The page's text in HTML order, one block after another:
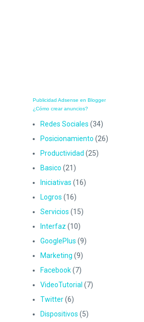
Publicidad Adsense en Blogger
¿Cómo crear anuncios?
Redes Sociales (34)
Posicionamiento (26)
Productividad (25)
Basico (21)
Iniciativas (16)
Logros (16)
Servicios (15)
Interfaz (10)
GooglePlus (9)
Marketing (9)
Facebook(7)
VideoTutorial (7)
Twitter(6)
Dispositivos (5)